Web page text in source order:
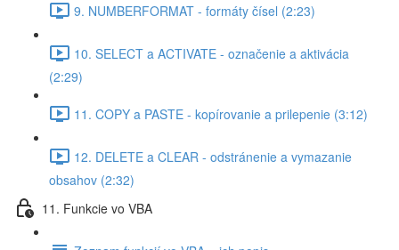
9. NUMBERFORMAT - formáty čísel (2:23)
10. SELECT a ACTIVATE - označenie a aktivácia
(2:29)
11. COPY a PASTE - kopírovanie a prilepenie (3:12)
12. DELETE a CLEAR - odstránenie a vymazanie
obsahov (2:32)
11. Funkcie vo VBA